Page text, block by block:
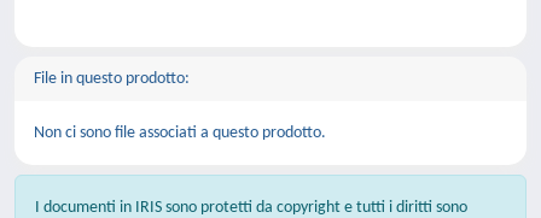
File in questo prodotto:
Non ci sono file associati a questo prodotto.
I documenti in IRIS sono protetti da copyright e tutti i diritti sono